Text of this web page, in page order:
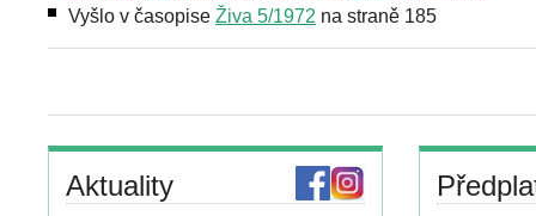
Vyšlo v časopise Živa 5/1972 na straně 185
Aktuality